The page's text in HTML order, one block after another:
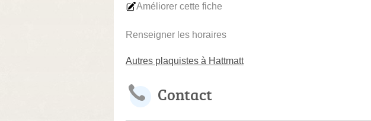
Améliorer cette fiche
Renseigner les horaires
Autres plaquistes à Hattmatt
Contact